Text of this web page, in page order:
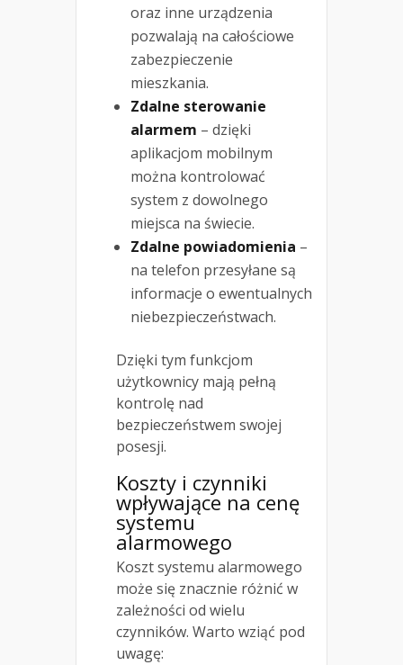
oraz inne urządzenia
pozwalają na całościowe
zabezpieczenie
mieszkania.
Zdalne sterowanie
alarmem – dzięki
aplikacjom mobilnym
można kontrolować
system z dowolnego
miejsca na świecie.
Zdalne powiadomienia –
na telefon przesyłane są
informacje o ewentualnych
niebezpieczeństwach.
Dzięki tym funkcjom
użytkownicy mają pełną
kontrolę nad
bezpieczeństwem swojej
posesji.
Koszty i czynniki
wpływające na cenę
systemu
alarmowego
Koszt systemu alarmowego
może się znacznie różnić w
zależności od wielu
czynników. Warto wziąć pod
uwagę: